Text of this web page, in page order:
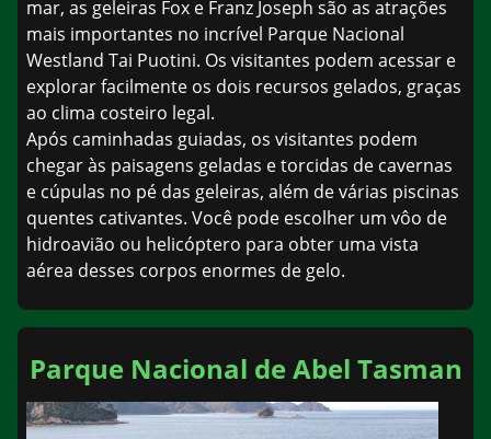
mar, as geleiras Fox e Franz Joseph são as atrações
mais importantes no incrível Parque Nacional
Westland Tai Puotini. Os visitantes podem acessar e
explorar facilmente os dois recursos gelados, graças
ao clima costeiro legal.
Após caminhadas guiadas, os visitantes podem
chegar às paisagens geladas e torcidas de cavernas
e cúpulas no pé das geleiras, além de várias piscinas
quentes cativantes. Você pode escolher um vôo de
hidroavião ou helicóptero para obter uma vista
aérea desses corpos enormes de gelo.
Parque Nacional de Abel Tasman